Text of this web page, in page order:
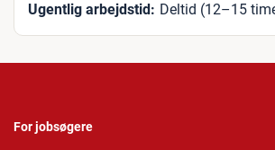
Ugentlig arbejdstid: Deltid (12–15
For jobsøgere